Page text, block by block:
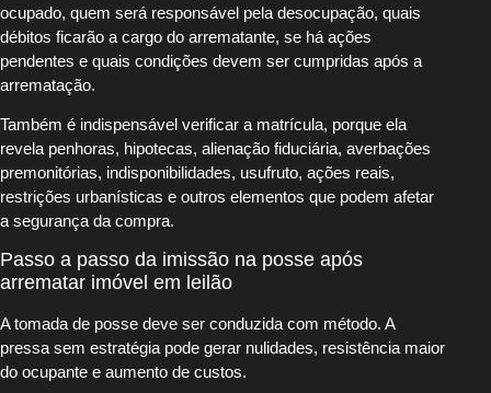
ocupado, quem será responsável pela desocupação, quais
débitos ficarão a cargo do arrematante, se há ações
pendentes e quais condições devem ser cumpridas após a
arrematação.
Também é indispensável verificar a matrícula, porque ela
revela penhoras, hipotecas, alienação fiduciária, averbações
premonitórias, indisponibilidades, usufruto, ações reais,
restrições urbanísticas e outros elementos que podem afetar
a segurança da compra.
Passo a passo da imissão na posse após
arrematar imóvel em leilão
A tomada de posse deve ser conduzida com método. A
pressa sem estratégia pode gerar nulidades, resistência maior
do ocupante e aumento de custos.